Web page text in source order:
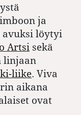
ja
avuksi löytyi
Artsi sekä
linjaan
liike. Viva
aikana
ovat